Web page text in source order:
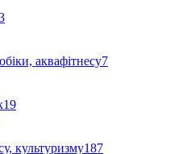
аквафітнесу7
19
культуризму187